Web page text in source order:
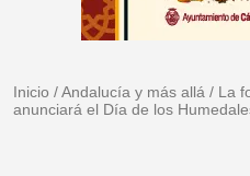
Inicio /Andalucía y más allá / La
anunciará el Día de los